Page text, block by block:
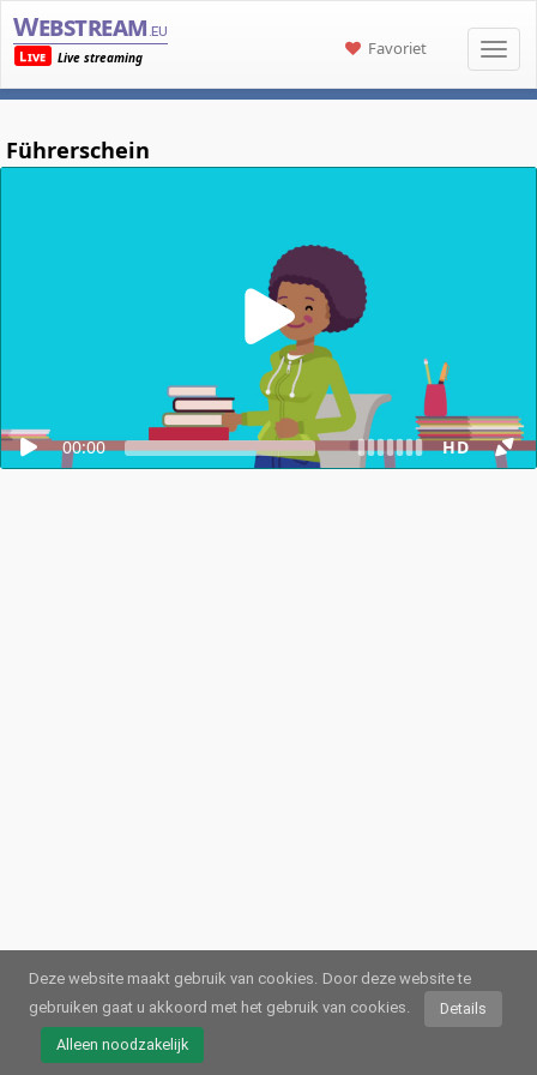
Webstream .eu
Live
Live streaming Favoriet
Deze website maakt gebruik van cookies. Door deze website te
gebruiken gaat u akkoord met het gebruik van cookies.
Details
Alleen noodzakelijk
Führerschein
00:00 HD
© 2026 Webstream.eu • Afdruk • Gegevensbescherming/ Cookies•
• Engels